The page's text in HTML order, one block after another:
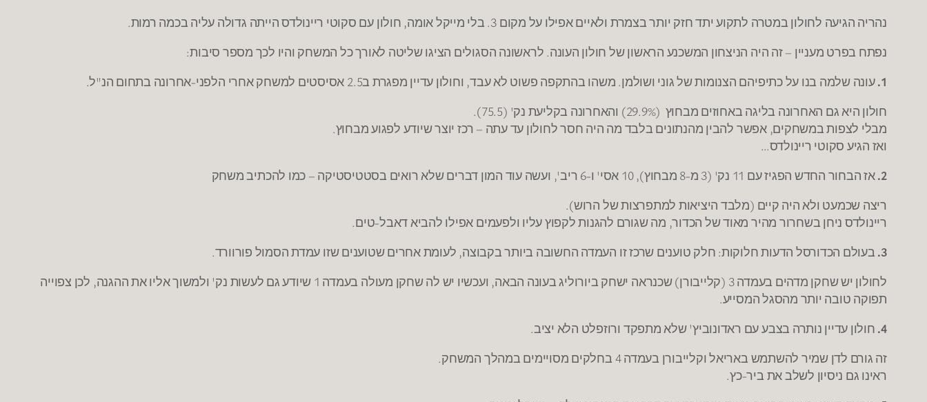
נהריה הגיעה לחולון במטרה לתקוע יתד חזק יותר בצמרת ולאיים אפילו על מקום 3. בלי מייקל אומה, חולון עם סקוטי ריינולדס הייתה גדולה עליה בכמה רמות.
נפתח בפרט מעניין – זה היה הניצחון המשכנע הראשון של חולון העונה. לראשונה הסגולים הציגו שליטה לאורך כל המשחק והיו לכך מספר סיבות:
1. עונה שלמה בנו על כתיפיהם הצנומות של גוני ושולמן. משהו בהתקפה פשוט לא עבד, וחולון עדיין מפגרת ב2.5 אסיסטים למשחק אחרי הלפני-אחרונה בתחום הנ"ל.
חולון היא גם האחרונה בליגה באחוזים מבחוץ (29.9%) והאחרונה בקליעת נק' (75.5).
מבלי לצפות במשחקים, אפשר להבין מהנתונים בלבד מה היה חסר לחולון עד עתה – רכז יוצר שיודע לפגוע מבחוץ.
ואז הגיע סקוטי ריינולדס…
2. אז הבחור החדש הפגיז עם 11 נק' (3 מ-8 מבחוץ), 10 אסי' ו-6 ריב', ועשה עוד המון דברים שלא רואים בסטטיסטיקה – כמו להכתיב משחק
ריצה שכמעט ולא היה קיים (מלבד היציאות למתפרצות של הרוש).
ריינולדס ניחן בשחרור מהיר מאוד של הכדור, מה שגורם להגנות לקפוץ עליו ולפעמים אפילו להביא דאבל-טים.
3. בעולם הכדורסל הדעות חלוקות: חלק טוענים שרכז זו העמדה החשובה ביותר בקבוצה, לעומת אחרים שטוענים שזו עמדת הסמול פורוורד.
לחולון יש שחקן מדהים בעמדה 3 (קלייבורן) שכנראה ישחק ביורוליג בעונה הבאה, ועכשיו יש לה שחקן מעולה בעמדה 1 שיודע גם לעשות נק' ולמשוך אליו את ההגנה, לכן צפוייה
תפוקה טובה יותר מהסגל המסייע.
4. חולון עדיין נותרה בצבע עם ראדונוביץ' שלא מתפקד ורוזפלט הלא יציב.
זה גורם לדן שמיר להשתמש באריאל וקלייבורן בעמדה 4 בחלקים מסויימים במהלך המשחק.
ראינו גם ניסיון לשלב את ביר-כץ.